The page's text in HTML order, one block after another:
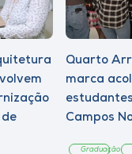
Quarto
marca
Campos
Graduação